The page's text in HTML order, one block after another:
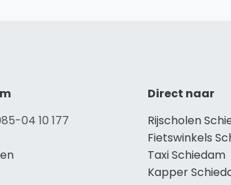
04 10 177
Direct naar
Rijscholen
Fietswinkels
Taxi Schiedam
Kapper